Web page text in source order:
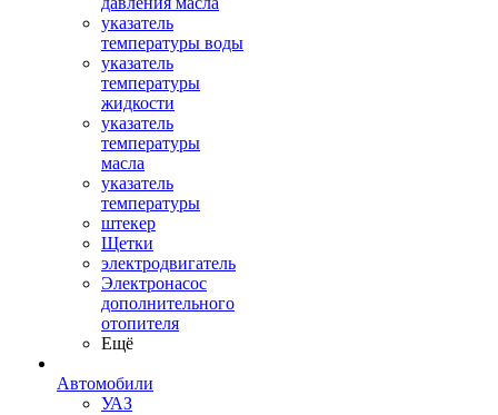
указатель
температуры воды
указатель
температуры
жидкости
указатель
температуры
масла
указатель
температуры
штекер
Щетки
электродвигатель
Электронасос
дополнительного
отопителя
Ещё
Автомобили
УАЗ